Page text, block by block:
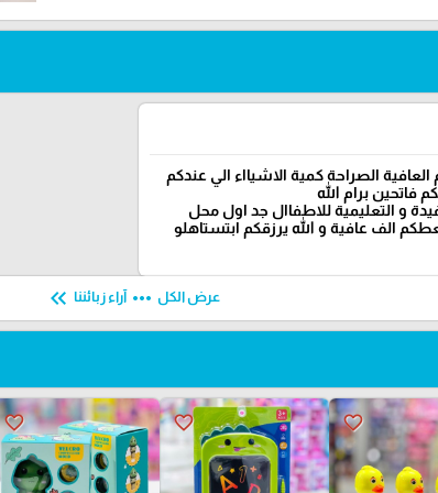
الصراحة كمية الاشيااء الي عندكم
فاتحين برام الله
و التعليمية للاطفاال جد اول محل
الف عافية و الله يرزقكم ابتستاهلو
عرض الكل more_horiz آراء زبائننا keyboard_double_arrow_left
favorite_border
favorite_border
favorite_border